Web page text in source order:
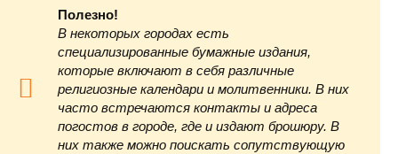
Полезно!
В некоторых городах есть
специализированные бумажные издания,
которые включают в себя различные
религиозные календари и молитвенники. В них
часто встречаются контакты и адреса
погостов в городе, где и издают брошюру. В
них также можно поискать сопутствующую